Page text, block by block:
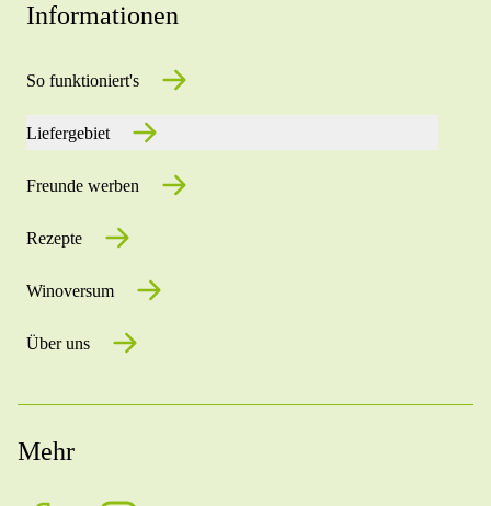
Informationen
So funktioniert's
Liefergebiet
Freunde werben
Rezepte
Winoversum
Über uns
Mehr